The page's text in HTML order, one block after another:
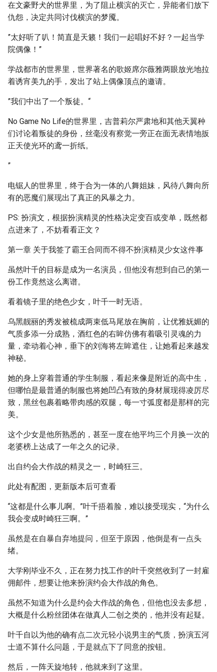
在文豪野犬的世界里，为了阻止横滨的灭亡，异能者们放下
仇怨，决定共同讨伐横滨的梦魇。
”太好听了叭！简直是天籁！我们一起唱好不好？一起当学
院偶像！”
学战都市的世界里，世界著名的歌姬席尔薇雅两眼放光地拉
着诱宵美九的手，发出了站上偶像顶点的邀请。
”我们中出了一个叛徒。“
No Game No Life的世界里，吉普莉尔严肃地和其他天翼种
们讨论着叛徒的身份，丝毫没有察觉一旁正在面无表情地扳
正天使光环的鸢一折纸。
”
电锯人的世界里，终于合为一体的八舞姐妹，风待八舞向所
有的恶魔们展现出了真正的风暴之力。
PS: 扮演文，根据扮演精灵的性格决定变百或变单，既然都
点进来了，不妨看看正文？
第一章 关于我签了霸王合同而不得不扮演精灵少女这件事
虽然叶千的目标是成为一名演员，但他没有想到自己的第一
份工作竟然这么离谱。
看着镜子里的绝色少女，叶千一时无语。
乌黑靓丽的秀发被梳成两束低马尾放在胸前，让优雅妩媚的
气质多添一分成熟，酒红色的右眸仿佛有着吸引灵魂的力
量，牵动着心神，垂下的刘海将左眸遮住，让她看起来越发
神秘。
她的身上穿着普通的学生制服，看起来像是附近的高中生，
但哪怕是最普通的制服也将她凹凸有致的身材展现得凌厉尽
致，黑丝包裹着略带肉感的双腿，每一寸弧度都是那样的完
美。
这个少女是他所熟悉的，甚至一度在他平均三个月换一次的
老婆榜上达成了一年之久的记录。
出自约会大作战的精灵之一，时崎狂三。
此处有配图，更新版本后可查看
“这都是什么事儿啊。”叶千捂着脸，难以接受现实，“为什么
我会变成时崎狂三啊。”
虽然是在自暴自弃地提问，但至于原因，他倒是有一点头
绪。
大学刚毕业不久，正在努力找工作的叶千突然收到了一封雇
佣邮件，想要让他来扮演约会大作战的角色。
虽然不知道为什么是约会大作战的角色，但他也没去多想，
大概是什么粉丝团体在做真人二创之类的，他并没有起疑。
叶千自以为他的确有点二次元轻小说男主的气质，扮演五河
士道不算什么问题，于是就点下了同意的按钮。
然后，一阵天旋地转，他就来到了这里。